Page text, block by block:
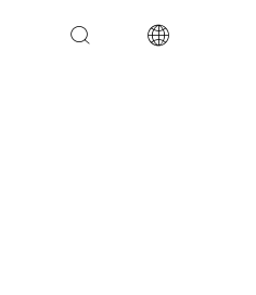
 